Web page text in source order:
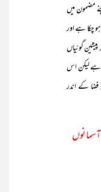
مضمون میں
چکا ہے اور
گوئیاں
ہے لیکن اس
کے اندر